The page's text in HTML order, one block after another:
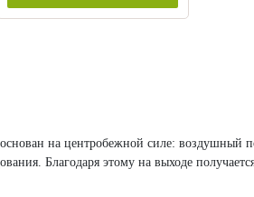
на центробежной силе: воздушный
Благодаря этому на выходе